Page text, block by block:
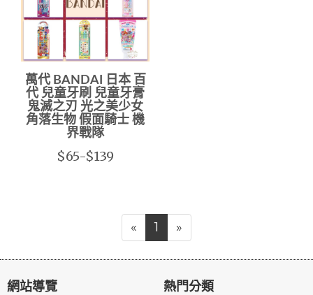
萬代 BANDAI 日本 百
代 兒童牙刷 兒童牙膏
鬼滅之刃 光之美少女
角落生物 假面騎士 機
界戰隊
$65-$139
« 1 »
網站導覽 熱門分類